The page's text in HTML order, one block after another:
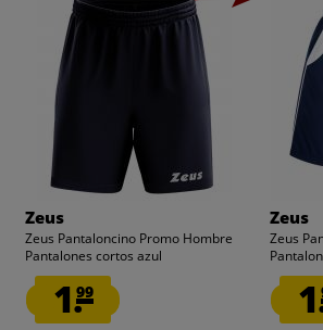
Zeus
Zeus Pantaloncino Promo Hombre
Pantalones cortos azul
1.99
Zeus
Zeus